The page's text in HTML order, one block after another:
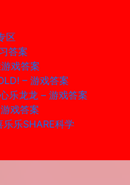
区
答案
戏答案
– 游戏答案
乐龙龙 – 游戏答案
戏答案
乐SHARE科学